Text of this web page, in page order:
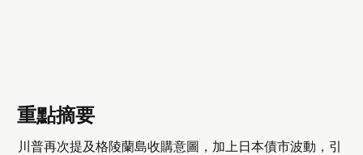
重點摘要
川普再次提及格陵蘭島收購意圖，加上日本債市波動，引